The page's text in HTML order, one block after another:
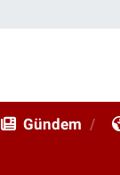
Gündem